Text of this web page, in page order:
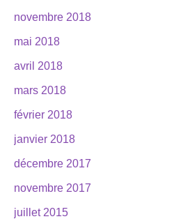
novembre 2018
mai 2018
avril 2018
mars 2018
février 2018
janvier 2018
décembre 2017
novembre 2017
juillet 2015